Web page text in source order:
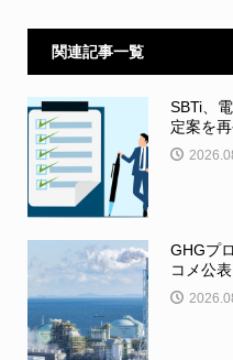
関連記事一覧
SBTi、
定案を再
GHGプ
コメ公